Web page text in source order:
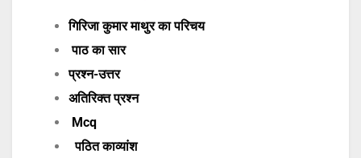
गिरिजा कुमार माथुर का परिचय
पाठ का सार
प्रश्न-उत्तर
अतिरिक्त प्रश्न
Mcq
पठित काव्यांश